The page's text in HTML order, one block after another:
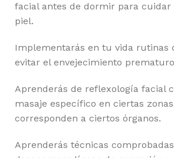
facial antes de dormir para
piel.
Implementarás en tu vida rutinas
evitar el envejecimiento
Aprenderás de reflexología facial
masaje específico en ciertas
corresponden a ciertos órganos.
Aprenderás técnicas